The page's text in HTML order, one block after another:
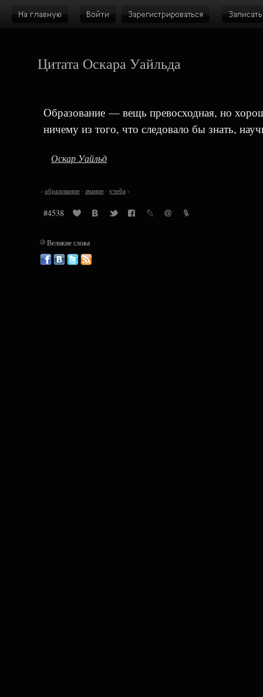
Цитата Оскара Уайльда
Образование — вещь превосходная, но
ничему из того, что следовало бы знать,
Оскар Уайльд
‹ образование· знание· учеба›
#4538
©Великие слова